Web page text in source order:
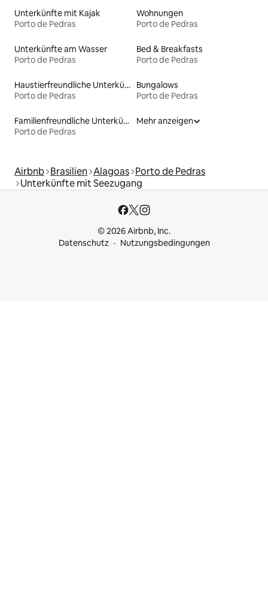
Unterkünfte mit Kajak
Porto de Pedras
Wohnungen
Porto de Pedras
Unterkünfte am Wasser
Porto de Pedras
Bed & Breakfasts
Porto de Pedras
Haustierfreundliche Unterkünfte
Porto de Pedras
Bungalows
Porto de Pedras
Familienfreundliche Unterkünfte
Porto de Pedras
Mehr anzeigen
Airbnb Brasilien Alagoas Porto de Pedras
Unterkünfte mit Seezugang
© 2026 Airbnb, Inc.
Datenschutz
Nutzungsbedingungen